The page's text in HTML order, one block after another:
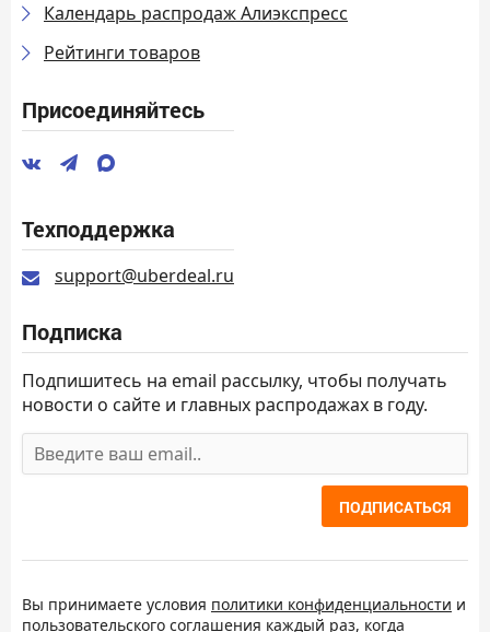
Календарь распродаж Алиэкспресс
Рейтинги товаров
Присоединяйтесь
Техподдержка
support@uberdeal.ru
Подписка
Подпишитесь на email рассылку, чтобы получать
новости о сайте и главных распродажах в году.
ПОДПИСАТЬСЯ
Вы принимаете условия политики конфиденциальности и
пользовательского соглашения каждый раз, когда